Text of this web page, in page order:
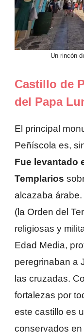
Un rincón
Castillo de
del Papa
El principal
Peñíscola es,
Fue levantado
Templarios
alcazaba
(la Orden del
religiosas y
Edad Media,
peregrinaban a
las cruzadas.
fortalezas por
este castillo es
conservados